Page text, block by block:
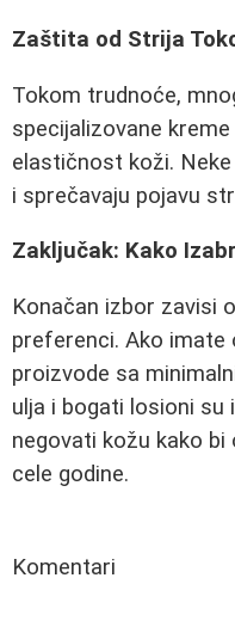
Zaštita od Strija
Tokom trudnoće,
specijalizovane
elastičnost koži.
i sprečavaju pojavu
Zaključak: Kako
Konačan izbor zavisi
preferenci. Ako
proizvode sa
ulja i bogati losioni su
negovati kožu kako
cele godine.
Komentari